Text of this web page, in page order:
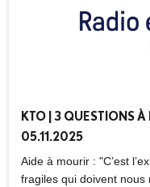
marqué par de forts
missionnaire, accueil
présence auprès des
KTO | 3 QUESTIONS
05.11.2025
Aide à mourir : "C’est
fragiles qui doivent nous